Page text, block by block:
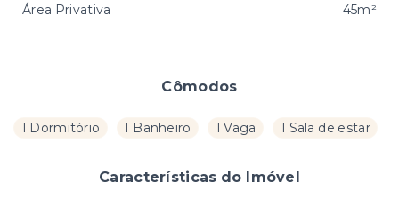
Cômodos
1 Dormitório 1 Banheiro 1 Vaga 1 Sala de estar
Características do Imóvel
Área Privativa
45m²